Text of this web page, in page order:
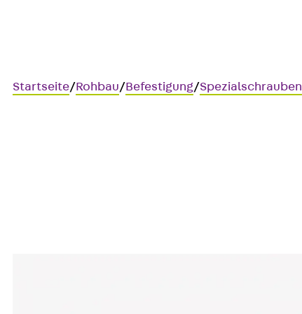
Startseite/Rohbau/Befestigung/Spezialschrauben